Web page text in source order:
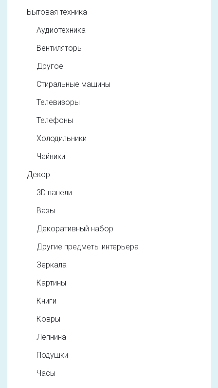
Бытовая техника
Аудиотехника
Вентиляторы
Другое
Стиральные машины
Телевизоры
Телефоны
Холодильники
Чайники
Декор
3D панели
Вазы
Декоративный набор
Другие предметы интерьера
Зеркала
Картины
Книги
Ковры
Лепнина
Подушки
Часы